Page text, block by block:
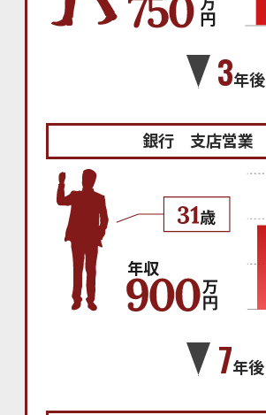
3年後
銀行 支店営業
7年後